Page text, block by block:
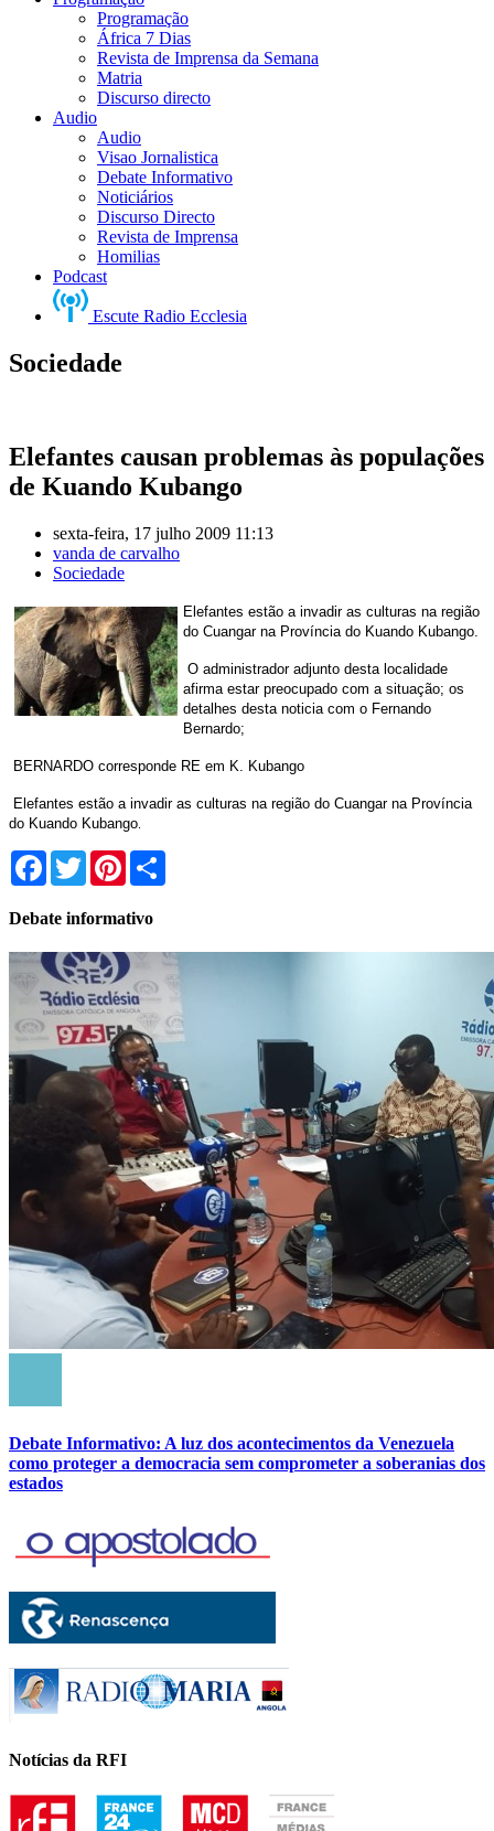
Programação
África 7 Dias
Revista de Imprensa da Semana
Matria
Discurso directo
Audio
Audio
Visao Jornalistica
Debate Informativo
Noticiários
Discurso Directo
Revista de Imprensa
Homilias
Podcast
Escute Radio Ecclesia
Sociedade
Elefantes causan problemas às populações
de Kuando Kubango
sexta-feira, 17 julho 2009 11:13
vanda de carvalho
Sociedade
Elefantes estão a invadir as culturas na região
do Cuangar na Província do Kuando Kubango.
O administrador adjunto desta localidade
afirma estar preocupado com a situação; os
detalhes desta noticia com o Fernando
Bernardo;
BERNARDO corresponde RE em K. Kubango
Elefantes estão a invadir as culturas na região do Cuangar na Província
do Kuando Kubango
Facebook
TwitterPinterest
Debate informativo
Debate Informativo: A luz dos acontecimentos da Venezuela
como proteger a democracia sem comprometer a soberanias dos
estados
Notícias da RFI